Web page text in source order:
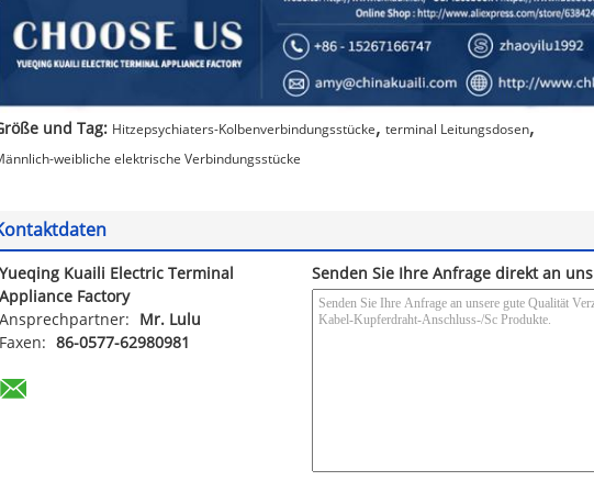
und Tag: Hitzepsychiaters-Kolbenverbindungsstücke, terminal Leitungsdosen,
weibliche elektrische Verbindungsstücke
Yueqing Kuaili Electric Terminal
Appliance Factory
Ansprechpartner:
Mr. Lulu
Faxen: 86-0577-62980981
Senden Sie Ihre Anfrage direkt an uns